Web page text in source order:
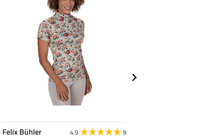
Felix Bühler 4.9 9